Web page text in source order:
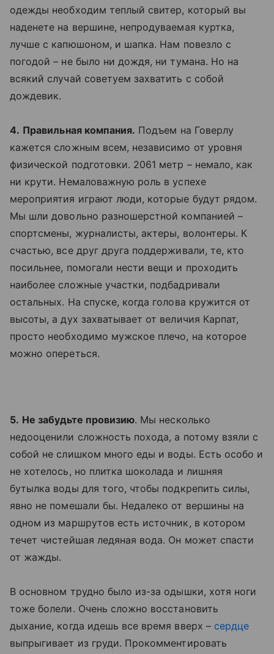
одежды необходим теплый свитер, который вы
наденете на вершине, непродуваемая куртка,
лучше с капюшоном, и шапка. Нам повезло с
погодой – не было ни дождя, ни тумана. Но на
всякий случай советуем захватить с собой
дождевик.
4. Правильная компания. Подъем на Говерлу
кажется сложным всем, независимо от уровня
физической подготовки. 2061 метр – немало, как
ни крути. Немаловажную роль в успехе
мероприятия играют люди, которые будут рядом.
Мы шли довольно разношерстной компанией –
спортсмены, журналисты, актеры, волонтеры. К
счастью, все друг друга поддерживали, те, кто
посильнее, помогали нести вещи и проходить
наиболее сложные участки, подбадривали
остальных. На спуске, когда голова кружится от
высоты, а дух захватывает от величия Карпат,
просто необходимо мужское плечо, на которое
можно опереться.
5. Не забудьте провизию. Мы несколько
недооценили сложность похода, а потому взяли с
собой не слишком много еды и воды. Есть особо и
не хотелось, но плитка шоколада и лишняя
бутылка воды для того, чтобы подкрепить силы,
явно не помешали бы. Недалеко от вершины на
одном из маршрутов есть источник, в котором
течет чистейшая ледяная вода. Он может спасти
от жажды.
В основном трудно было из-за одышки, хотя ноги
тоже болели. Очень сложно восстановить
дыхание, когда идешь все время вверх – сердце
выпрыгивает из груди. Прокомментировать